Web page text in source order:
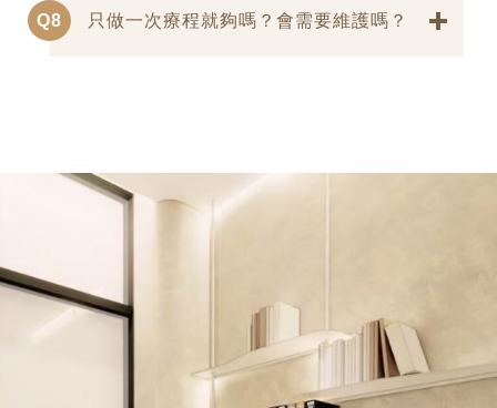
Q8 只做一次療程就夠嗎？會需要維護嗎？